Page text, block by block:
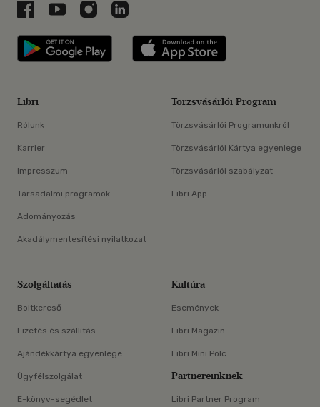
Libri a Facebookon
Libri a Youtube-on
Libri az Instagramon
Libri a LinkedInen
Libri applikáció Szerezd meg: Google
Libri
Rólunk
Karrier
Impresszum
Társadalmi programok
Adományozás
Akadálymentesítési nyilatkozat
Törzsvásárlói Program
Törzsvásárlói Programunkról
Törzsvásárlói Kártya egyenlege
Törzsvásárlói szabályzat
Libri App
Szolgáltatás
Boltkereső
Fizetés és szállítás
Ajándékkártya egyenlege
Ügyfélszolgálat
E-könyv-segédlet
Kultúra
Események
Libri Magazin
Libri Mini Polc
Partnereinknek
Libri Partner Program